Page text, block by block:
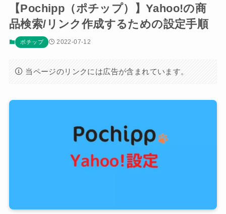
【Pochipp（ポチップ）】Yahoo!の商
品検索/リンク作成するための設定手順
ポチップ 2022-07-12
当ページのリンクには広告が含まれています。